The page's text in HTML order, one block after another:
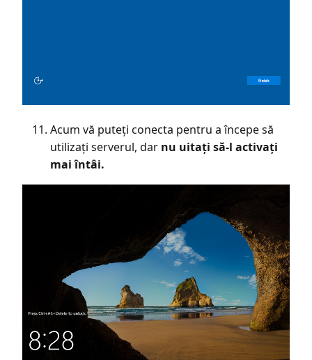
Acum vă puteți conecta pentru a începe să
utilizați serverul, dar nu uitați să-l activați
mai întâi.